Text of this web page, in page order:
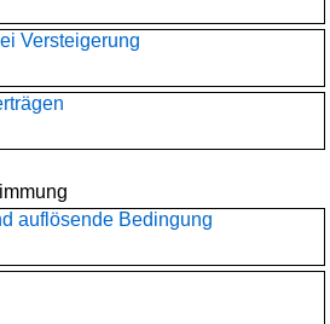
Versteigerung
auflösende Bedingung